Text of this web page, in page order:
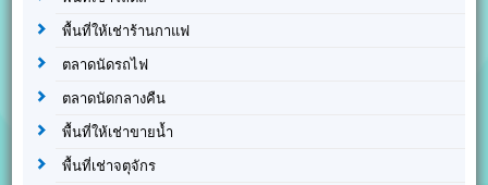
พื้นที่ให้เช่าร้านกาแฟ
ตลาดนัดรถไฟ
ตลาดนัดกลางคืน
พื้นที่ให้เช่าขายน้ำ
พื้นที่เช่าจตุจักร